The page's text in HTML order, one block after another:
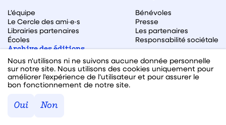
L’équipe
Le Cercle des ami·e·s
Librairies partenaires
Écoles
Bénévoles
Presse
Les partenaires
Responsabilité sociétale
Archive des éditions
Archive des autrices et auteurs
Facebook
Instagram
Linkedin
Youtube
Nous n'utilisons ni ne suivons aucune donnée personnelle
sur notre site. Nous utilisons des cookies uniquement pour
améliorer l'expérience de l'utilisateur et pour assurer le
bon fonctionnement de notre site.
Oui Non